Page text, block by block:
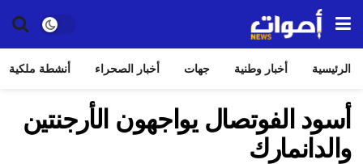
الرئيسية أخبار وطنية جهات أخبار الصحراء أنشطة ملكية
أسود الفوتصال يواجهون الأرجنتين
والدانمارك